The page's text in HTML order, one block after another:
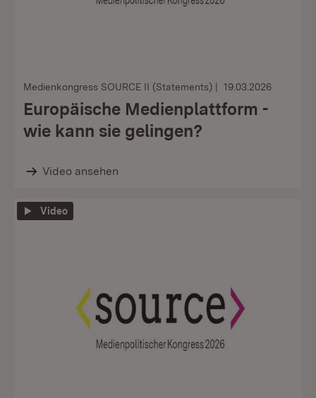
Medienkongress SOURCE II (Statements) 19.03.2026
Europäische Medienplattform -
wie kann sie gelingen?
Video ansehen
Video